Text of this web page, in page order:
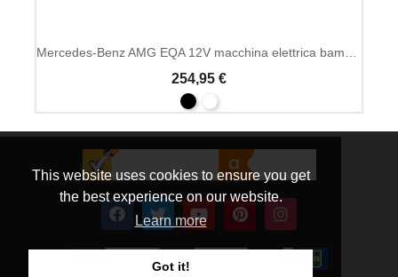
This website uses cookies to ensure you get
the best experience on our website.
Learn more
Got it!
254,95 €